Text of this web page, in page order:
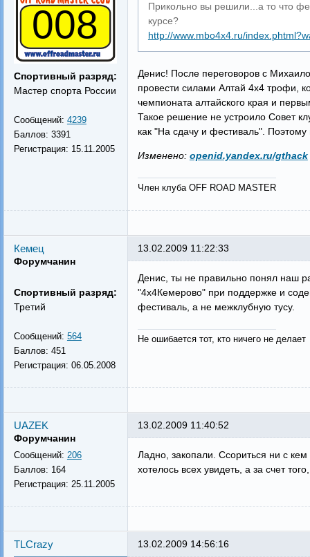
008
Спортивный разряд:
Мастер спорта России
Сообщений: 4239
Баллов: 3391
Регистрация: 15.11.2005
Прикольно вы решили...а то что
курсе?
http://www.mbo4x4.ru/
Денис! После переговоров с
провести силами Алтай 4х4 трофи,
чемпионата алтайского края и
Такое решение не устроило Совет
как "На сдачу и фестиваль".
Изменено: openid.yandex.ru/gthack
Член клуба OFF ROAD MASTER
Кемец
Форумчанин
Спортивный разряд:
Третий
Сообщений: 564
Баллов: 451
Регистрация: 06.05.2008
13.02.2009 11:22:33
Денис, ты не правильно понял наш
"4х4Кемерово" при поддержке и
фестиваль, а не межклубную тусу.
Не ошибается тот, кто ничего не делает
UAZEK
Форумчанин
Сообщений: 206
Баллов: 164
Регистрация: 25.11.2005
13.02.2009 11:40:52
Ладно, закопали. Ссориться ни с
хотелось всех увидеть, а за счет
TLCrazy 13.02.2009 14:56:16